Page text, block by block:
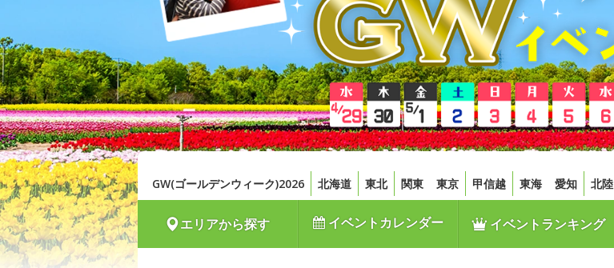
GW(ゴールデンウィーク)2026 北海道 東北 関東 東京 甲信越 東海 愛知 北陸
エリアから探す イベントカレンダー イベントランキング